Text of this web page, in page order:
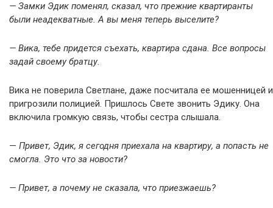
— Замки Эдик поменял, сказал, что прежние квартиранты
были неадекватные. А вы меня теперь выселите?
— Вика, тебе придется съехать, квартира сдана. Все вопросы
задай своему братцу.
Вика не поверила Светлане, даже посчитала ее мошенницей и
пригрозили полицией. Пришлось Свете звонить Эдику. Она
включила громкую связь, чтобы сестра слышала.
— Привет, Эдик, я сегодня приехала на квартиру, а попасть не
смогла. Это что за новости?
— Привет, а почему не сказала, что приезжаешь?